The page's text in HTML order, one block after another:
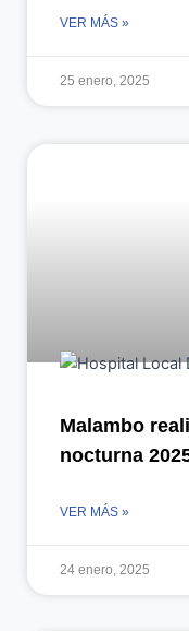
VER MÁS »
25 enero, 2025
Malambo
nocturna
VER MÁS »
24 enero, 2025